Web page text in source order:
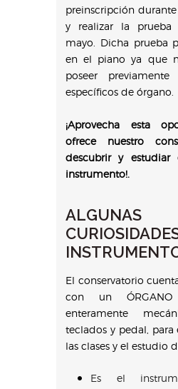
preinscripción
y realizar la prueba
mayo. Dicha prueba
en el piano ya que
poseer previamente
específicos de órgano.
¡Aprovecha esta
ofrece nuestro
descubrir y estudiar
instrumento!.
ALGUNAS
El conservatorio
con un ÓRGANO
enteramente
teclados y pedal,
las clases y el estudio
Es el